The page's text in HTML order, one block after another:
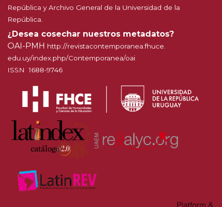
República y Archivo General de la Universidad de la
República.
¿Desea cosechar nuestros metadatos?
OAI-PMH http://revistacontemporanea.fhuce.
edu.uy/index.php/Contemporanea/oai
ISSN 1688-9746